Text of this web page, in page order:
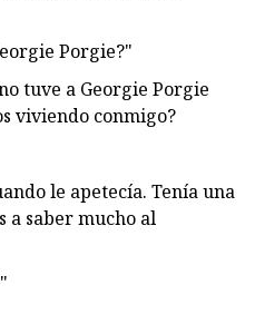
Porgie?"
tuve a Georgie Porgie
viviendo conmigo?
le apetecía. Tenía una
a saber mucho al